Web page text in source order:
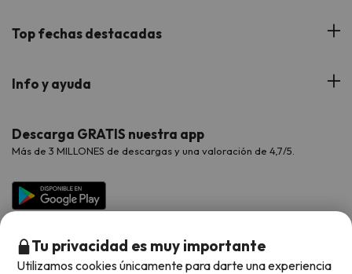
Proveedores
Viajes para grupos
Hoteles Cataluña
Hoteles Galicia
Hoteles Salou
Viajes con Niños
Viajes de Novios
Chollos con Todo Incluido
Chollos en la playa
Hoteles con toboganes
Top fechas destacadas
Verano
Vacaciones en Agosto
Vacaciones en Octubre
Vacaciones en Noviembre
Info y ayuda
Contáctanos
Preguntas frecuentes
Descarga GRATIS nuestra app
Más de 3 MILLONES de descargas y una valoración de 4,7/5.
Tu privacidad es muy importante
Utilizamos cookies únicamente para darte una experiencia